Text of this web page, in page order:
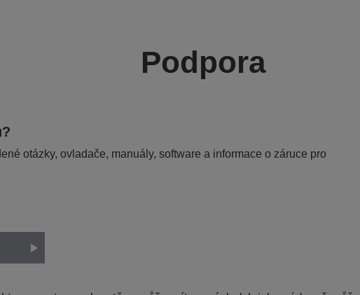
Podpora
otázky, ovladače, manuály, software a informace o záruce pro